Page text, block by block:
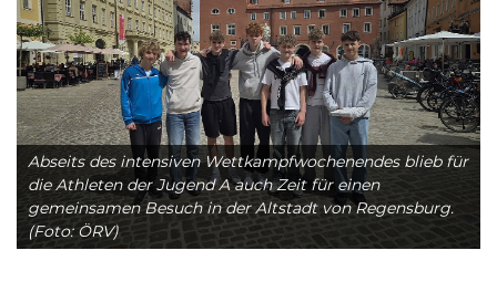
Abseits des intensiven Wettkampfwochenendes blieb für
die Athleten der Jugend A auch Zeit für einen
gemeinsamen Besuch in der Altstadt von Regensburg.
(Foto: ÖRV)